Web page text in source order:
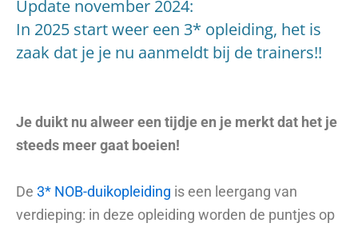
Update november 2024:
In 2025 start weer een 3* opleiding, het is
zaak dat je je nu aanmeldt bij de trainers!!
Je duikt nu alweer een tijdje en je merkt dat het je
steeds meer gaat boeien!
De 3* NOB-duikopleiding is een leergang van
verdieping: in deze opleiding worden de puntjes op